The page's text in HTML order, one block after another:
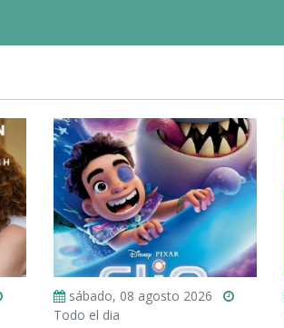
sábado, 08 agosto 2026
Todo el dia